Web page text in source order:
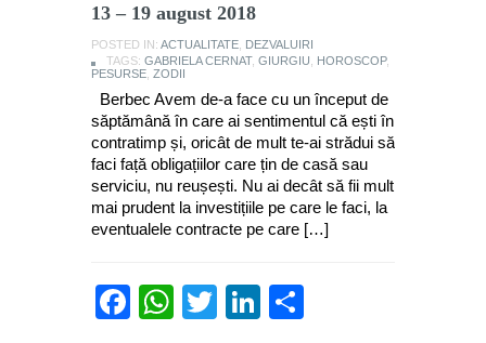
13 – 19 august 2018
POSTED IN: ACTUALITATE DEZVALUIRI
TAGS: GABRIELA CERNAT, GIURGIU HOROSCOP,
PESURSE ZODII
Berbec Avem de-a face cu un început de
săptămână în care ai sentimentul că ești în
contratimp și, oricât de mult te-ai strădui să
faci față obligațiilor care țin de casă sau
serviciu, nu reușești. Nu ai decât să fii mult
mai prudent la investițiile pe care le faci, la
eventualele contracte pe care […]
Facebook
WhatsApp
TwitterLinkedIn